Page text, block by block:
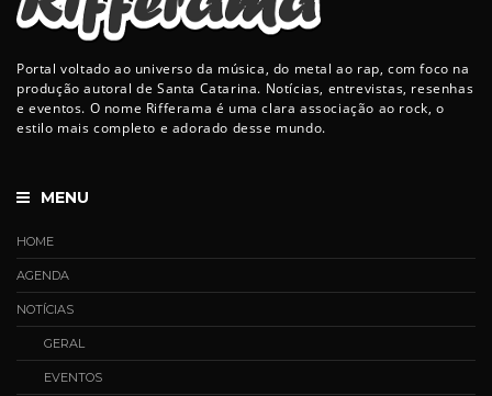
Portal voltado ao universo da música, do metal ao rap, com foco na
produção autoral de Santa Catarina. Notícias, entrevistas, resenhas
e eventos. O nome Rifferama é uma clara associação ao rock, o
estilo mais completo e adorado desse mundo.
MENU
HOME
AGENDA
NOTÍCIAS
GERAL
EVENTOS